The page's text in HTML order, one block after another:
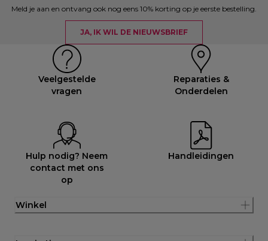
Meld je aan en ontvang ook nog eens 10% korting op je eerste bestelling.
JA, IK WIL DE NIEUWSBRIEF
Veelgestelde
vragen
Reparaties &
Onderdelen
Hulp nodig? Neem
contact met ons
op
Handleidingen
Winkel